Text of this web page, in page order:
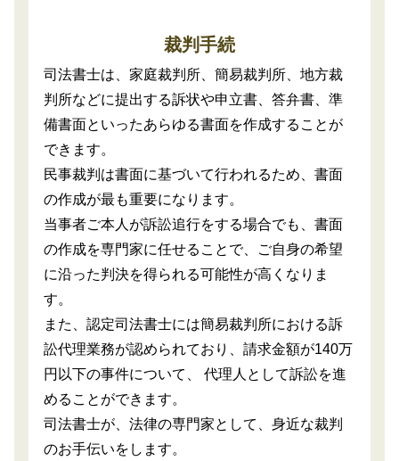
裁判手続
司法書士は、家庭裁判所、簡易裁判所、地方裁
判所などに提出する訴状や申立書、答弁書、準
備書面といったあらゆる書面を作成することが
できます。
民事裁判は書面に基づいて行われるため、書面
の作成が最も重要になります。
当事者ご本人が訴訟追行をする場合でも、書面
の作成を専門家に任せることで、ご自身の希望
に沿った判決を得られる可能性が高くなりま
す。
また、認定司法書士には簡易裁判所における訴
訟代理業務が認められており、請求金額が140万
円以下の事件について、 代理人として訴訟を進
めることができます。
司法書士が、法律の専門家として、身近な裁判
のお手伝いをします。